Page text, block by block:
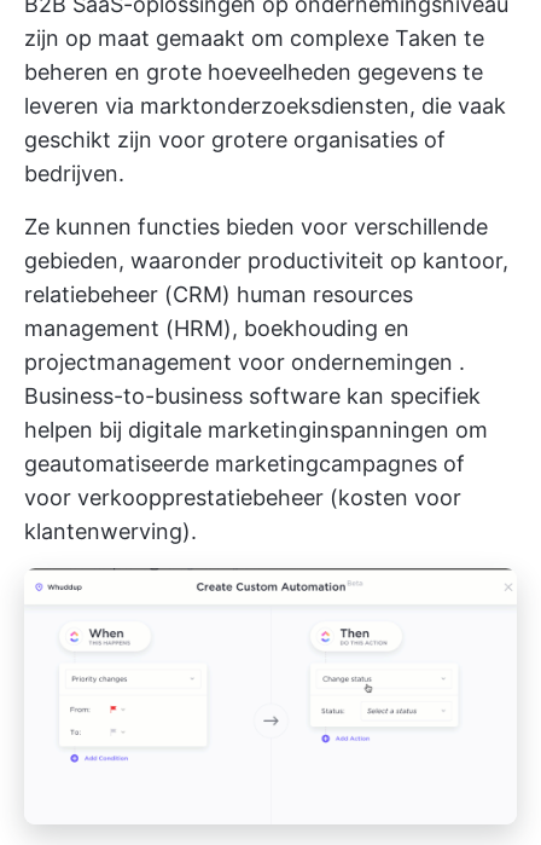
zijn op maat gemaakt om complexe Taken te
beheren en grote hoeveelheden gegevens te
leveren via marktonderzoeksdiensten, die vaak
geschikt zijn voor grotere organisaties of
bedrijven.
Ze kunnen functies bieden voor verschillende
gebieden, waaronder productiviteit op kantoor,
relatiebeheer (CRM) human resources
management (HRM), boekhouding en
projectmanagement voor ondernemingen .
Business-to-business software kan specifiek
helpen bij digitale marketinginspanningen om
geautomatiseerde marketingcampagnes of
voor verkoopprestatiebeheer (kosten voor
klantenwerving).